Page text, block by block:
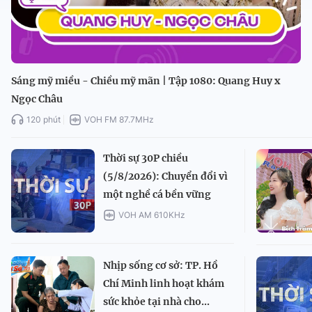
Sáng mỹ miều - Chiều mỹ mãn | Tập 1080: Quang Huy x
Ngọc Châu
120 phút VOH FM 87.7MHz
Thời sự 30P chiều
(5/8/2026): Chuyển đổi vì
một nghề cá bền vững
VOH AM 610KHz
Nhịp sống cơ sở: TP. Hồ
Chí Minh linh hoạt khám
sức khỏe tại nhà cho...